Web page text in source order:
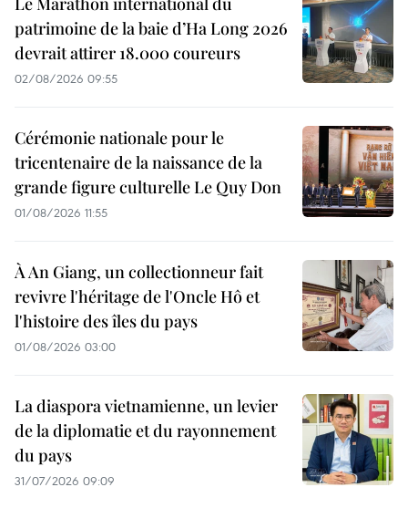
patrimoine de la baie d’Ha Long 2026
devrait attirer 18.000 coureurs
02/08/2026 09:55
Cérémonie nationale pour le
tricentenaire de la naissance de la
grande figure culturelle Le Quy Don
01/08/2026 11:55
À An Giang, un collectionneur fait
revivre l'héritage de l'Oncle Hô et
l'histoire des îles du pays
01/08/2026 03:00
La diaspora vietnamienne, un levier
de la diplomatie et du rayonnement
du pays
31/07/2026 09:09